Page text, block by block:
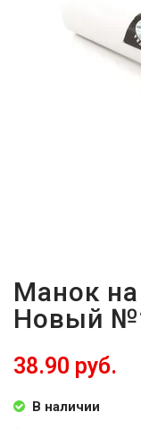
Манок
Новый
38.90 руб.
В наличии